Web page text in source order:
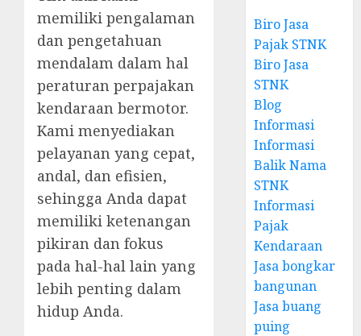
memiliki pengalaman
dan pengetahuan
mendalam dalam hal
peraturan perpajakan
kendaraan bermotor.
Kami menyediakan
pelayanan yang cepat,
andal, dan efisien,
sehingga Anda dapat
memiliki ketenangan
pikiran dan fokus
pada hal-hal lain yang
lebih penting dalam
hidup Anda.
Biro Jasa
Pajak STNK
Biro Jasa
STNK
Blog
Informasi
Informasi
Balik Nama
STNK
Informasi
Pajak
Kendaraan
Jasa bongkar
bangunan
Jasa buang
puing